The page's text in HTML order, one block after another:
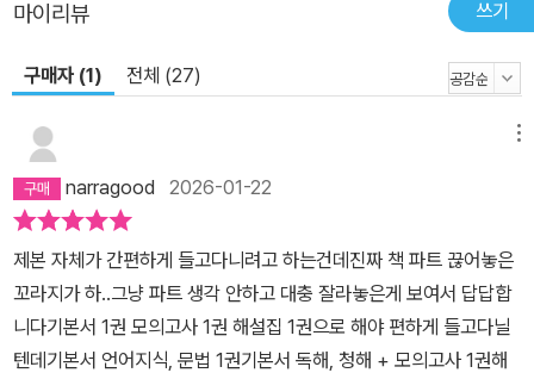
마이리뷰 쓰기
구매자 (1) 전체 (27)
narragood 2026-01-22
제본 자체가 간편하게 들고다니려고 하는건데진짜 책 파트 끊어놓은
꼬라지가 하..그냥 파트 생각 안하고 대충 잘라놓은게 보여서 답답합
니다기본서 1권 모의고사 1권 해설집 1권으로 해야 편하게 들고다닐
텐데기본서 언어지식, 문법 1권기본서 독해, 청해 + 모의고사 1권해